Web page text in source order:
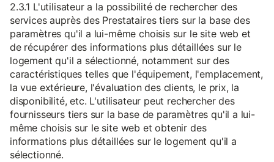
2.3.1 L'utilisateur a la possibilité de rechercher des
services auprès des Prestataires tiers sur la base des
paramètres qu'il a lui-même choisis sur le site web et
de récupérer des informations plus détaillées sur le
logement qu'il a sélectionné, notamment sur des
caractéristiques telles que l'équipement, l'emplacement,
la vue extérieure, l'évaluation des clients, le prix, la
disponibilité, etc. L'utilisateur peut rechercher des
fournisseurs tiers sur la base de paramètres qu'il a lui-
même choisis sur le site web et obtenir des
informations plus détaillées sur le logement qu'il a
sélectionné.